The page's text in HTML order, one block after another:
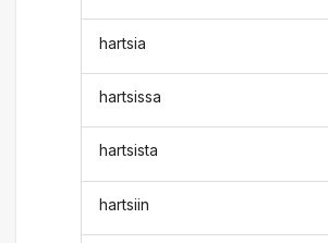
hartsia
hartsissa
hartsista
hartsiin